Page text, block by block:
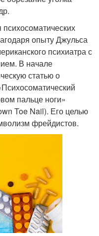
опыту Джульса
психиатра с
В начале
статью о
пальце ноги»
Toe Nail). Его целью
фрейдистов.